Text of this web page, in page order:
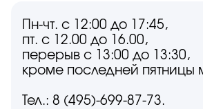
Пн-чт. с 12:00 до 17:45,
пт. с 12.00 до 16.00,
перерыв с 13:00 до 13:30,
кроме последней пятницы
Тел.: 8 (495)-699-87-73.